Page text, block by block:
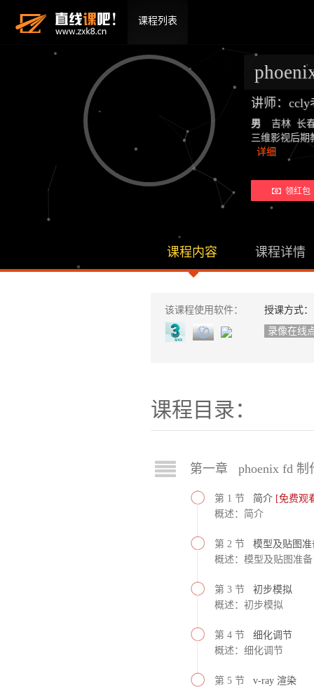
课程列表
讲师：ccly
男
吉林 长
三维影视后期
详细
领红包
课程内容 课程详情
该课程使用软件：
授课方式：
录像在线
课程目录：
第一章 phoenix fd 制
第 1 节 简介 [免费观
概述：简介
第 2 节 模型及贴图准
概述：模型及贴图准备
第 3 节 初步模拟
概述：初步模拟
第 4 节 细化调节
概述：细化调节
第 5 节 v-ray 渲染